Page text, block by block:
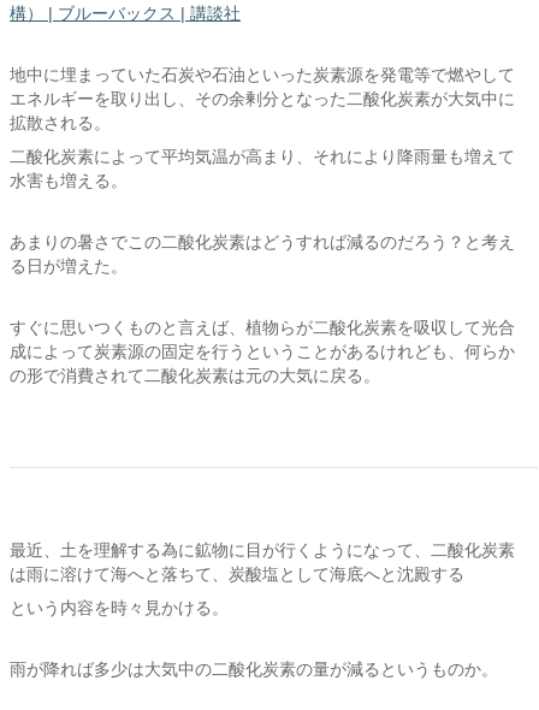
構） | ブルーバックス | 講談社
地中に埋まっていた石炭や石油といった炭素源を発電等で燃やして
エネルギーを取り出し、その余剰分となった二酸化炭素が大気中に
拡散される。
二酸化炭素によって平均気温が高まり、それにより降雨量も増えて
水害も増える。
あまりの暑さでこの二酸化炭素はどうすれば減るのだろう？と考え
る日が増えた。
すぐに思いつくものと言えば、植物らが二酸化炭素を吸収して光合
成によって炭素源の固定を行うということがあるけれども、何らか
の形で消費されて二酸化炭素は元の大気に戻る。
最近、土を理解する為に鉱物に目が行くようになって、二酸化炭素
は雨に溶けて海へと落ちて、炭酸塩として海底へと沈殿する
という内容を時々見かける。
雨が降れば多少は大気中の二酸化炭素の量が減るというものか。